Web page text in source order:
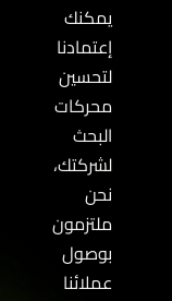
يمكنك
إعتمادنا
لتحسين
محركات
لشركتك،
ملتزمون
بوصول
عملائنا